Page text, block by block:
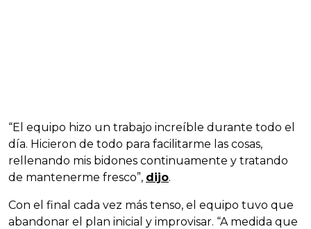
“El equipo hizo un trabajo increíble durante todo el
día. Hicieron de todo para facilitarme las cosas,
rellenando mis bidones continuamente y tratando
de mantenerme fresco”, dijo.
Con el final cada vez más tenso, el equipo tuvo que
abandonar el plan inicial y improvisar. “A medida que